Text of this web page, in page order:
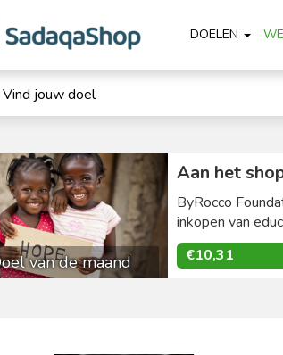
DOELEN
Vind jouw doel
van de maand
Aan het
ByRocco
inkopen van
€10,31